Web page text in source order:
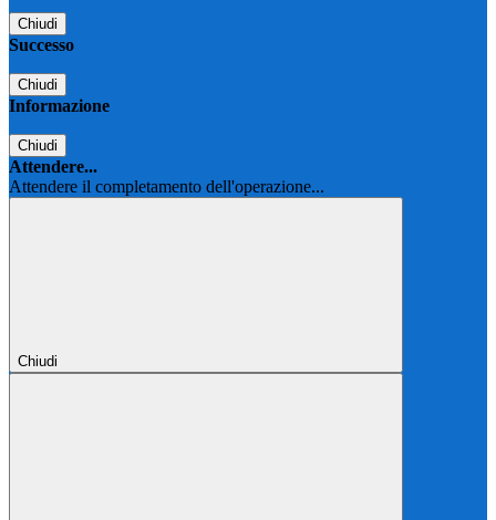
Chiudi
Successo
Chiudi
Informazione
Chiudi
Attendere...
Attendere il completamento dell'operazione...
Chiudi